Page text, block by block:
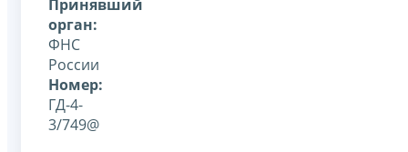
Принявший
орган:
ФНС
России
Номер:
ГД-4-
3/749@